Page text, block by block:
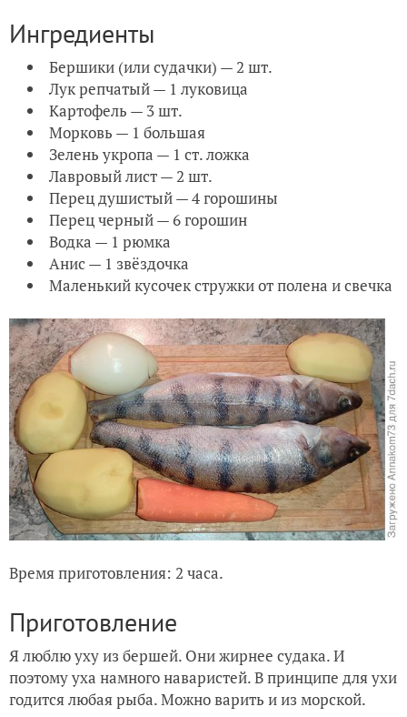
Ингредиенты
Бершики (или судачки) — 2 шт.
Лук репчатый — 1 луковица
Картофель — 3 шт.
Морковь — 1 большая
Зелень укропа — 1 ст. ложка
Лавровый лист — 2 шт.
Перец душистый — 4 горошины
Перец черный — 6 горошин
Водка — 1 рюмка
Анис — 1 звёздочка
Маленький кусочек стружки от полена и свечка
Время приготовления: 2 часа.
Приготовление
Я люблю уху из бершей. Они жирнее судака. И
поэтому уха намного наваристей. В принципе для ухи
годится любая рыба. Можно варить и из морской.